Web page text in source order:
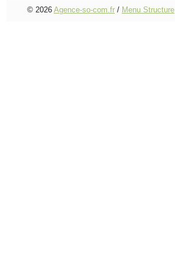
© 2026 Agence-so-com.fr / Menu Structure